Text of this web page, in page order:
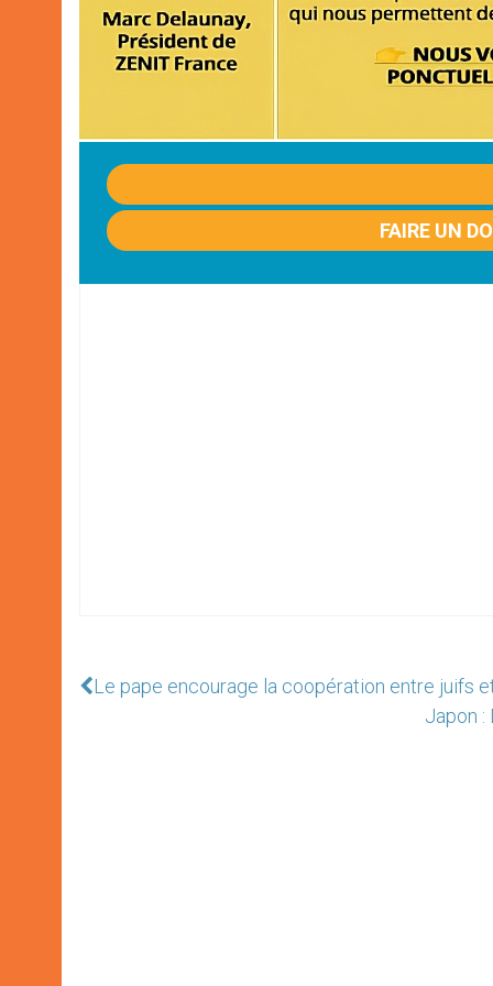
FAIRE UN
Le pape encourage la coopération entre juifs
Japon